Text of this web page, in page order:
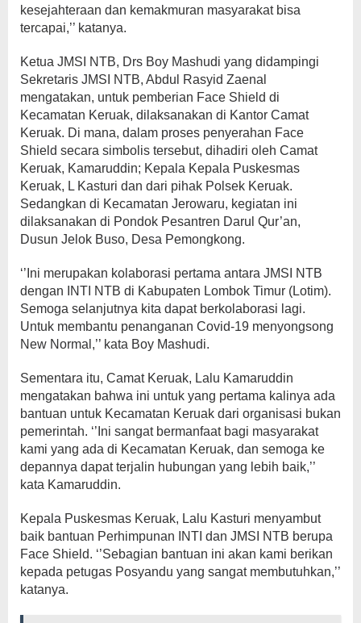
kesejahteraan dan kemakmuran masyarakat bisa
tercapai,’’ katanya.
Ketua JMSI NTB, Drs Boy Mashudi yang didampingi
Sekretaris JMSI NTB, Abdul Rasyid Zaenal
mengatakan, untuk pemberian Face Shield di
Kecamatan Keruak, dilaksanakan di Kantor Camat
Keruak. Di mana, dalam proses penyerahan Face
Shield secara simbolis tersebut, dihadiri oleh Camat
Keruak, Kamaruddin; Kepala Kepala Puskesmas
Keruak, L Kasturi dan dari pihak Polsek Keruak.
Sedangkan di Kecamatan Jerowaru, kegiatan ini
dilaksanakan di Pondok Pesantren Darul Qur’an,
Dusun Jelok Buso, Desa Pemongkong.
‘’Ini merupakan kolaborasi pertama antara JMSI NTB
dengan INTI NTB di Kabupaten Lombok Timur (Lotim).
Semoga selanjutnya kita dapat berkolaborasi lagi.
Untuk membantu penanganan Covid-19 menyongsong
New Normal,’’ kata Boy Mashudi.
Sementara itu, Camat Keruak, Lalu Kamaruddin
mengatakan bahwa ini untuk yang pertama kalinya ada
bantuan untuk Kecamatan Keruak dari organisasi bukan
pemerintah. ‘’Ini sangat bermanfaat bagi masyarakat
kami yang ada di Kecamatan Keruak, dan semoga ke
depannya dapat terjalin hubungan yang lebih baik,’’
kata Kamaruddin.
Kepala Puskesmas Keruak, Lalu Kasturi menyambut
baik bantuan Perhimpunan INTI dan JMSI NTB berupa
Face Shield. ‘’Sebagian bantuan ini akan kami berikan
kepada petugas Posyandu yang sangat membutuhkan,’’
katanya.